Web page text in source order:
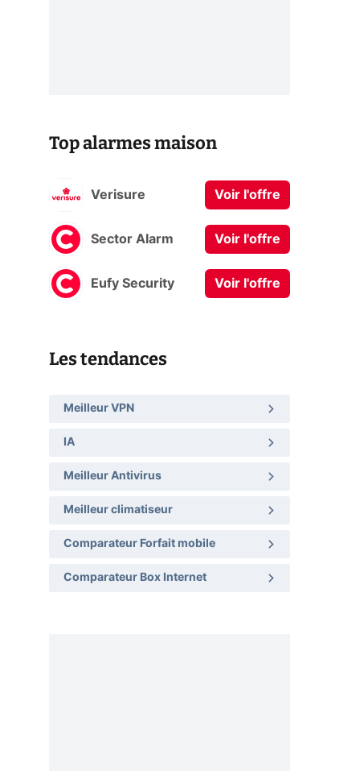
Top alarmes maison
Verisure Voir l'offre
Sector Alarm Voir l'offre
Eufy Security Voir l'offre
Les tendances
Meilleur VPN
IA
Meilleur Antivirus
Meilleur climatiseur
Comparateur Forfait mobile
Comparateur Box Internet